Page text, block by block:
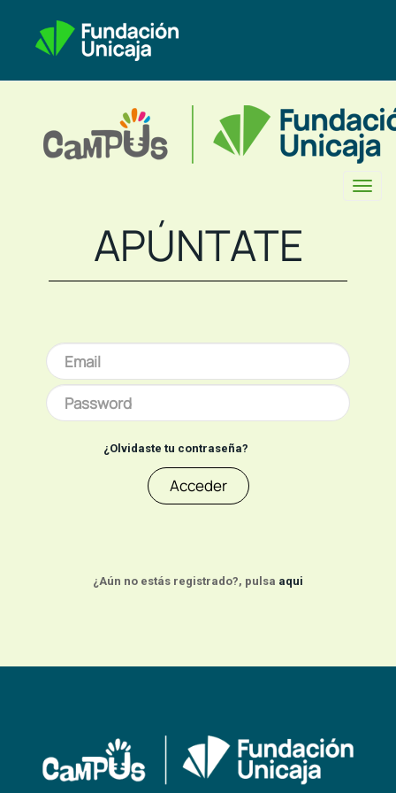
APÚNTATE
¿Olvidaste tu contraseña?
Acceder
¿Aún no estás registrado?, pulsa aqui